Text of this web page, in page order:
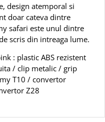
design atemporal si
doar cateva dintre
safari este unul dintre
scris din intreaga lume.
: plastic ABS rezistent
/ clip metalic / grip
T10 / convertor
Z28